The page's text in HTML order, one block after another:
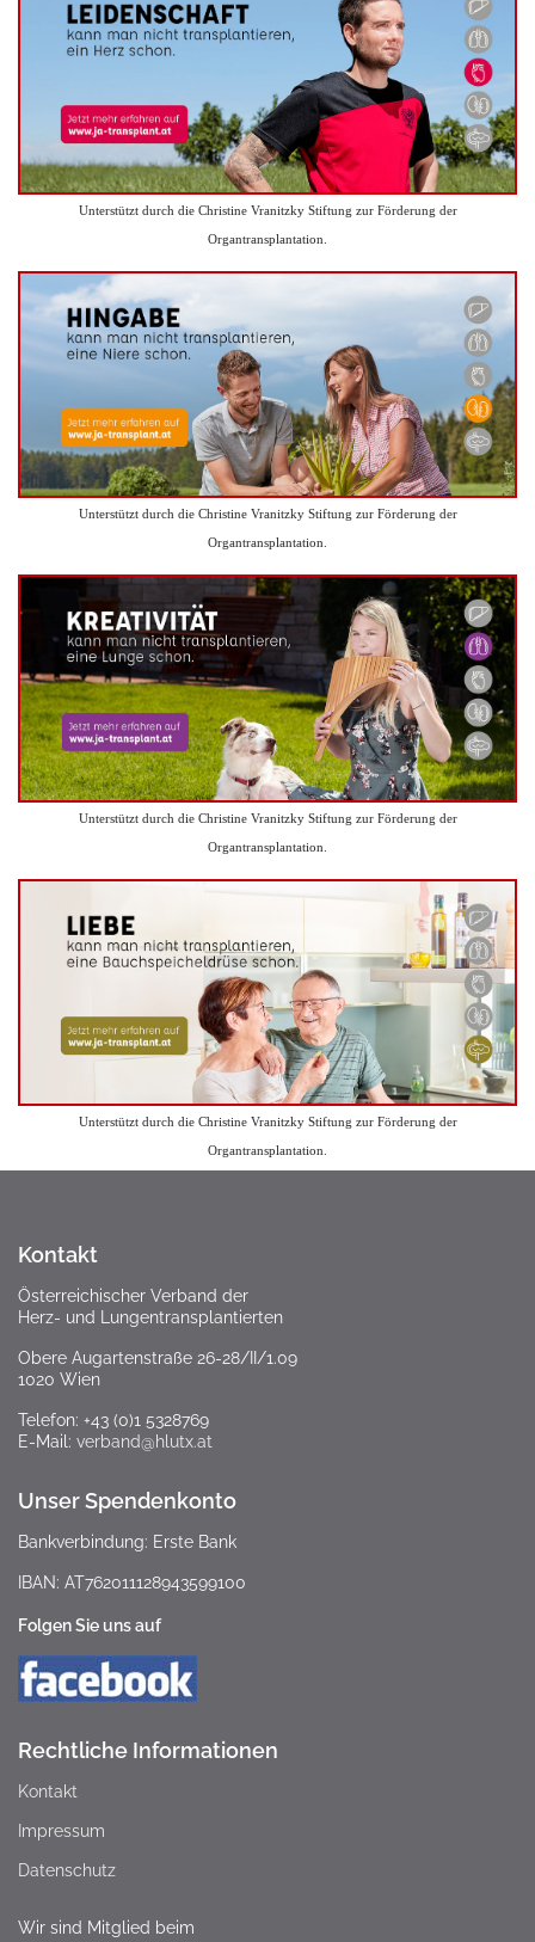
Unterstützt durch die Christine Vranitzky Stiftung zur Förderung der
Organtransplantation.
Unterstützt durch die Christine Vranitzky Stiftung zur Förderung der
Organtransplantation.
Unterstützt durch die Christine Vranitzky Stiftung zur Förderung der
Organtransplantation.
Unterstützt durch die Christine Vranitzky Stiftung zur Förderung der
Organtransplantation.
Kontakt
Österreichischer Verband der
Herz- und Lungentransplantierten
Obere Augartenstraße 26-28/II/1.09
1020 Wien
Telefon: +43 (0)1 5328769
E-Mail: verband@hlutx.at
Unser Spendenkonto
Bankverbindung: Erste Bank
IBAN: AT762011128943599100
Folgen Sie uns auf
Rechtliche Informationen
Kontakt
Impressum
Datenschutz
Wir sind Mitglied beim